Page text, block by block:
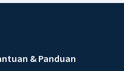
& Panduan